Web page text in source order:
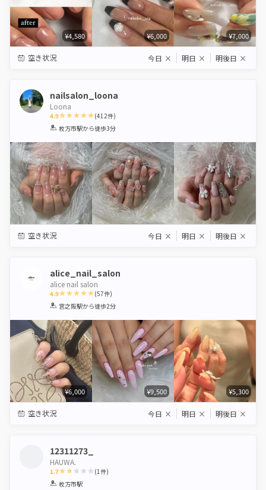
¥4,580 ¥6,000 ¥7,000
空き状況 今日 × 明日 × 明後日 ×
nailsalon_loona
Loona
4.9
1 2 3 4 5
(412件)
枚方市駅から徒歩3分
空き状況 今日 × 明日 × 明後日 ×
alice_nail_salon
alice nail salon
4.9
1 2 3 4 5
(57件)
宮之阪駅から徒歩2分
¥6,000 ¥9,500 ¥5,300
空き状況 今日 × 明日 × 明後日 ×
12311273_
HAUWA.
1.7
1 2 3 4
(1件)
枚方市駅